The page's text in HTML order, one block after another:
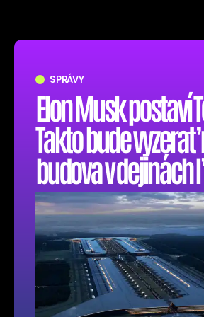
SPRÁVY
Elon Musk postaví
Takto bude
budova v dejinách